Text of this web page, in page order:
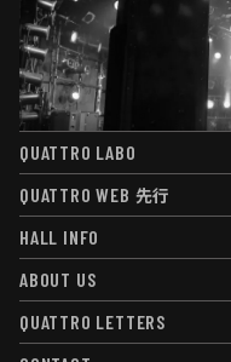
QUATTRO LABO
QUATTRO LABO
QUATTRO WEB 先行
QUATTRO WEB先行
HALL INFO
HALL INFO
ABOUT US
ABOUT US
QUATTRO LETTERS
QUATTRO LETTERS